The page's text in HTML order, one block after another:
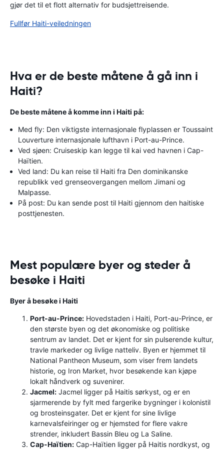
gjør det til et flott alternativ for budsjettreisende.
Fullfør Haiti-veiledningen
Hva er de beste måtene å gå inn i
Haiti?
De beste måtene å komme inn i Haiti på:
Med fly: Den viktigste internasjonale flyplassen er Toussaint
Louverture internasjonale lufthavn i Port-au-Prince.
Ved sjøen: Cruiseskip kan legge til kai ved havnen i Cap-
Haïtien.
Ved land: Du kan reise til Haiti fra Den dominikanske
republikk ved grenseovergangen mellom Jimani og
Malpasse.
På post: Du kan sende post til Haiti gjennom den haitiske
posttjenesten.
Mest populære byer og steder å
besøke i Haiti
Byer å besøke i Haiti
Port-au-Prince: Hovedstaden i Haiti, Port-au-Prince, er
den største byen og det økonomiske og politiske
sentrum av landet. Det er kjent for sin pulserende kultur,
travle markeder og livlige natteliv. Byen er hjemmet til
National Pantheon Museum, som viser frem landets
historie, og Iron Market, hvor besøkende kan kjøpe
lokalt håndverk og suvenirer.
Jacmel: Jacmel ligger på Haitis sørkyst, og er en
sjarmerende by fylt med fargerike bygninger i kolonistil
og brosteinsgater. Det er kjent for sine livlige
karnevalsfeiringer og er hjemsted for flere vakre
strender, inkludert Bassin Bleu og La Saline.
Cap-Haïtien: Cap-Haïtien ligger på Haitis nordkyst, og